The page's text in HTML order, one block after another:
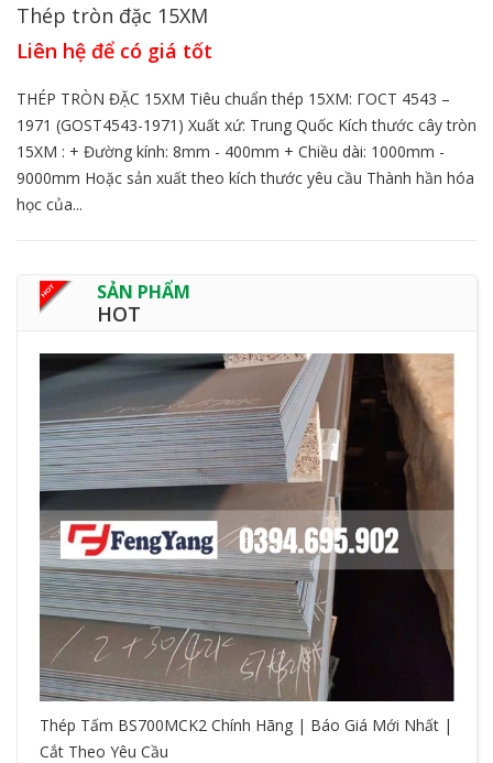
Thép tròn đặc 15XM
Liên hệ để có giá tốt
THÉP TRÒN ĐẶC 15XM Tiêu chuẩn thép 15XM: ΓOCT 4543 –
1971 (GOST4543-1971) Xuất xứ: Trung Quốc Kích thước cây tròn
15XM : + Đường kính: 8mm - 400mm + Chiều dài: 1000mm -
9000mm Hoặc sản xuất theo kích thước yêu cầu Thành hần hóa
học của...
SẢN PHẨM
HOT
Thép Tấm BS700MCK2 Chính Hãng | Báo Giá Mới Nhất |
Cắt Theo Yêu Cầu